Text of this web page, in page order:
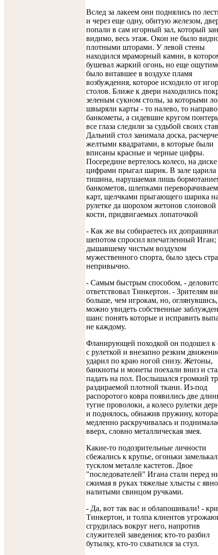
Вслед за лакеем они поднялись по
и через еще одну, обитую железом,
попали в сам игорный зал, который
видимо, весь этаж. Окон не было
плотными шторами. У левой стены
находился мраморный камин, в
бушевал жаркий огонь, но еще
было витавшее в воздухе пламя
возбуждения, которое исходило от
столов. Ближе к двери находились
зеленым сукном столы, за которыми
швыряли карты - то налево, то
банкометы, а сидевшие кругом
все глаза следили за судьбой своих
Дальний стол занимала доска,
желтыми квадратами, в которые были
вписаны красные и черные цифры.
Посередине вертелось колесо, на
цифрами прыгал шарик. В зале царила
тишина, нарушаемая лишь
банкометов, шлепками
карт, щелчками прыгающего шарика
рулетке да шорохом жетонов слоновой
кости, придвигаемых лопаточкой
- Как же вы собираетесь их
шепотом спросил впечатленный Иган;
дышавшему чистым воздухом
мужественного спорта, было здесь
непривычно.
- Самым быстрым способом, -
ответствовал Тинкертон. - Зрителям
больше, чем игрокам, но, оглянувшись,
можно увидеть собственные
шанс понять которые и исправить
не каждому.
Фланирующей походкой он подошел к
с рулеткой и внезапно резким
ударил по краю ногой снизу. Жетоны,
банкноты и монеты поехали вниз и
падать на пол. Послышался громкий
раздираемой плотной ткани. Из-под
распоротого ковра появились две
тугие проволоки, а колесо рулетки
и поднялось, обнажив пружину,
медленно раскручивалась и
вверх, словно металлическая змея.
Какие-то подозрительные личности
сбежались к крупье, огоньки
тусклом металле кастетов. Двое
"последователей" Игана стали перед
сжимая в руках тяжелые хлысты с явно
налитыми свинцом ручками.
- Да, вот так вас и облапошивали! -
Тинкертон, и толпа клиентов
сгрудилась вокруг него, напротив
служителей заведения; кто-то разбил
бутылку, кто-то схватился за стул.